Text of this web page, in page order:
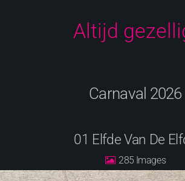
Altijd
Carnaval 2026
01 Elfde Van De
285